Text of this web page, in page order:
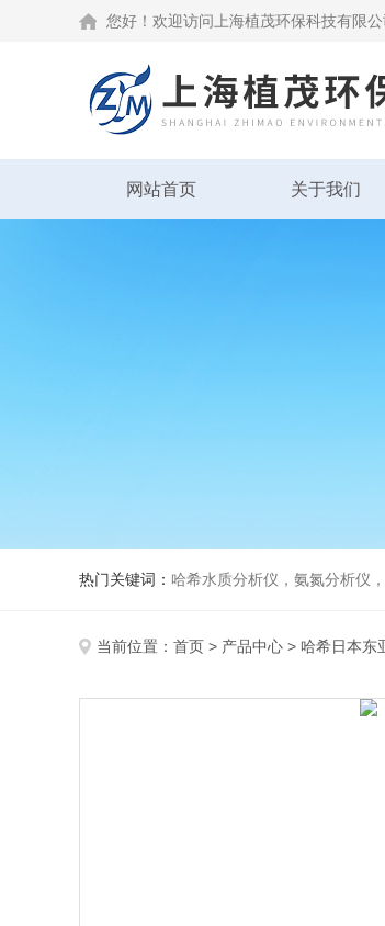
您好！欢迎访问上海植茂环保科技有限公
网站首页 关于我们
热门关键词： 哈希水质分析仪，氨氮分析仪
当前位置： 首页 > 产品中心 > 哈希日本东